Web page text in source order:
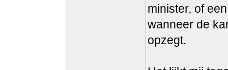
minister, of
wanneer de
opzegt.